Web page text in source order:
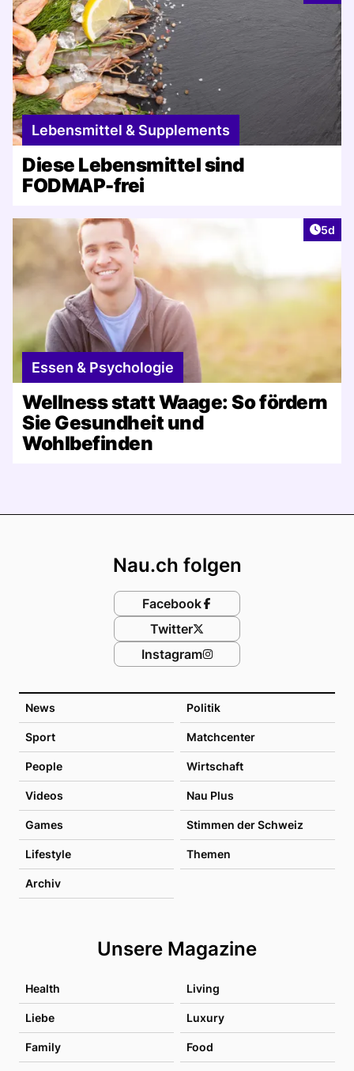
Lebensmittel & Supplements
Diese Lebensmittel sind
FODMAP-frei
5d
Essen & Psychologie
Wellness statt Waage: So fördern
Sie Gesundheit und
Wohlbefinden
News Politik
Sport Matchcenter
People Wirtschaft
Videos Nau Plus
Games Stimmen der Schweiz
Lifestyle Themen
Archiv
Unsere Magazine
Health Living
Liebe Luxury
Family Food
Nau.ch folgen
Facebook
Twitter
Instagram